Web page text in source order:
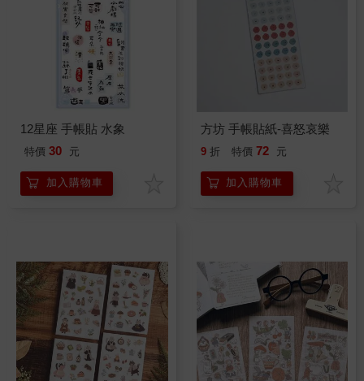
12星座 手帳貼 水象
特價 30 元
加入購物車
方坊 手帳貼紙-喜怒哀樂
9 折 特價 72 元
加入購物車